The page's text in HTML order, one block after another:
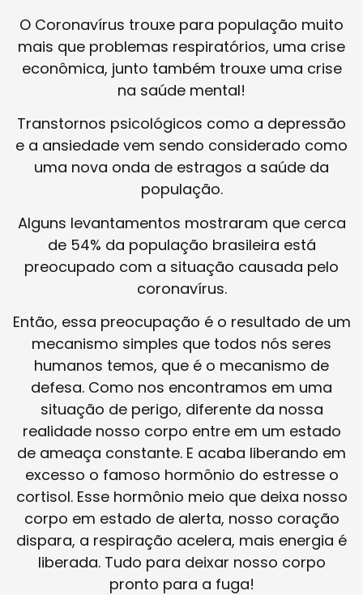
O Coronavírus trouxe para população muito
mais que problemas respiratórios, uma crise
econômica, junto também trouxe uma crise
na saúde mental!
Transtornos psicológicos como a depressão
e a ansiedade vem sendo considerado como
uma nova onda de estragos a saúde da
população.
Alguns levantamentos mostraram que cerca
de 54% da população brasileira está
preocupado com a situação causada pelo
coronavírus.
Então, essa preocupação é o resultado de um
mecanismo simples que todos nós seres
humanos temos, que é o mecanismo de
defesa. Como nos encontramos em uma
situação de perigo, diferente da nossa
realidade nosso corpo entre em um estado
de ameaça constante. E acaba liberando em
excesso o famoso hormônio do estresse o
cortisol. Esse hormônio meio que deixa nosso
corpo em estado de alerta, nosso coração
dispara, a respiração acelera, mais energia é
liberada. Tudo para deixar nosso corpo
pronto para a fuga!